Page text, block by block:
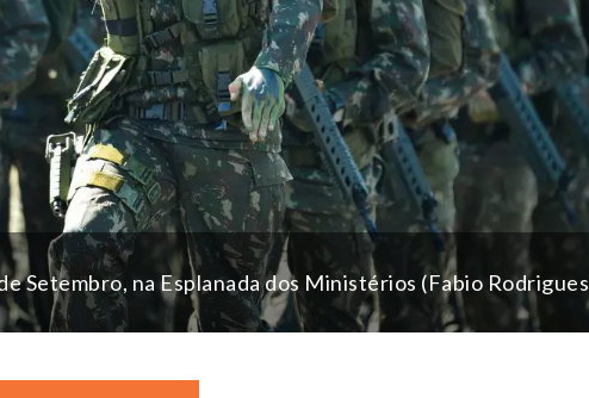
Setembro, na Esplanada dos Ministérios (Fabio Rodrigues